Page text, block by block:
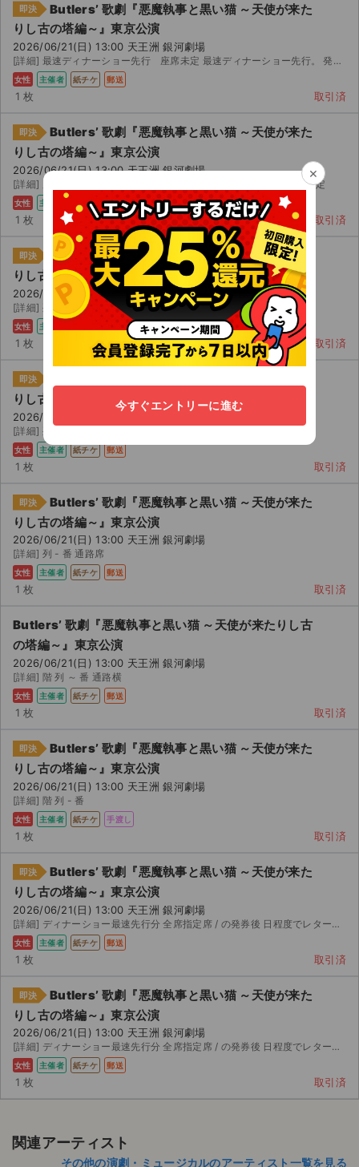
即決
Butlers’ 歌劇『悪魔執事と黒い猫 ～天使が来た
りし古の塔編～』東京公演
2026/06/21(日) 13:00 天王洲 銀河劇場
[詳細] 最速ディナーショー先行 座席未定 最速ディナーショー先行。 発券後、レタパプラスにて発送させて...
女性 主催者 紙チケ 郵送
1 枚 取引済
即決
Butlers’ 歌劇『悪魔執事と黒い猫 ～天使が来た
りし古の塔編～』東京公演
2026/06/21(日) 13:00 天王洲 銀河劇場
[詳細] 座席未定 ディナーショー最速先行 発券日より 日以内に発送予定
女性 主催者 紙チケ 郵送
1 枚 取引済
即決
Butlers’ 歌劇『悪魔執事と黒い猫 ～天使が来た
りし古の塔編～』東京公演
2026/06/21(日) 13:00 天王洲 銀河劇場
[詳細] 列 ～ 番 公演中止の際はご自身での払い戻しをお願いします。
女性 主催者 郵送
1 枚 取引済
即決
りし古の塔編～』東京公演
2026/06/21(日) 13:00 天王洲 銀河劇場
[詳細] 列 -
女性 主催者 紙チケ 郵送
1 枚 取引済
即決
Butlers’ 歌劇『悪魔執事と黒い猫 ～天使が来た
りし古の塔編～』東京公演
2026/06/21(日) 13:00 天王洲 銀河劇場
[詳細] 列 - 番 通路席
女性 主催者 紙チケ 郵送
1 枚 取引済
Butlers’ 歌劇『悪魔執事と黒い猫 ～天使が来たりし古
の塔編～』東京公演
2026/06/21(日) 13:00 天王洲 銀河劇場
[詳細] 階 列 ～ 番 通路横
女性 主催者 紙チケ 郵送
1 枚 取引済
即決
Butlers’ 歌劇『悪魔執事と黒い猫 ～天使が来た
りし古の塔編～』東京公演
2026/06/21(日) 13:00 天王洲 銀河劇場
[詳細] 階 列 - 番
女性 主催者 紙チケ 手渡し
1 枚 取引済
即決
Butlers’ 歌劇『悪魔執事と黒い猫 ～天使が来た
りし古の塔編～』東京公演
2026/06/21(日) 13:00 天王洲 銀河劇場
[詳細] ディナーショー最速先行分 全席指定席 / の発券後 日程度でレターパックプラスにてお送りします。
女性 主催者 紙チケ 郵送
1 枚 取引済
即決
Butlers’ 歌劇『悪魔執事と黒い猫 ～天使が来た
りし古の塔編～』東京公演
2026/06/21(日) 13:00 天王洲 銀河劇場
[詳細] ディナーショー最速先行分 全席指定席 / の発券後 日程度でレターパックプラスにてお送りします。
女性 主催者 紙チケ 郵送
1 枚 取引済
関連アーティスト
その他の演劇・ミュージカルのアーティスト一覧を見る
×
今すぐエントリーに進む